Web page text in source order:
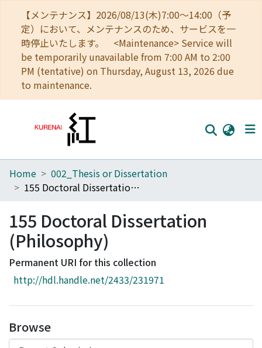
【メンテナンス】2026/08/13(木)7:00～14:00（予
定）において、メンテナンスのため、サービスを一
時停止いたします。 <Maintenance> Service will
be temporarily unavailable from 7:00 AM to 2:00
PM (tentative) on Thursday, August 13, 2026 due
to maintenance.
Home
Browse
Download Ranking
Access Statistics
Home
002_Thesis or Dissertation
155 Doctoral Dissertation (Philosophy)
155 Doctoral Dissertation
(Philosophy)
Permanent URI for this collection
http://hdl.handle.net/2433/231971
Browse